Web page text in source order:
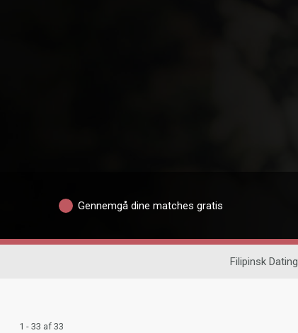
Gennemgå dine matches gratis
Filipinsk Dating
1 - 33 af 33